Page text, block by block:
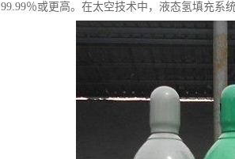
99.99％或更高。在太空技术中，液态氢填充系